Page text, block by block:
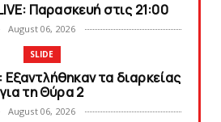
Παρασκευή στις 21:00
August 06, 2026
SLIDE
Εξαντλήθηκαν τα διαρκείας
για τη Θύρα 2
August 06, 2026